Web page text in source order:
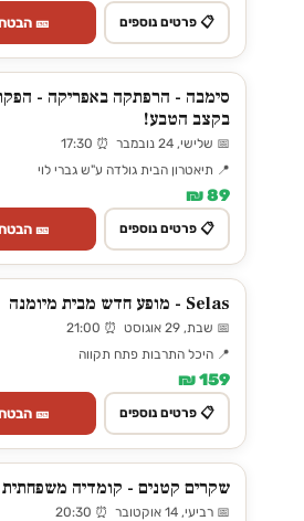
📋 פרטים נוספים 🎫
סימבה - הרפתקה באפריקה -
בקצב הטבע!
📅 שלישי, 24 נובמבר ⏰ 17:30
📍 תיאטרון הבית גולדה ע"ש גברי לוי
89 ₪
📋 פרטים נוספים 🎫
Selas - מופע חדש מבית מיומנה
📅 שבת, 29 אוגוסט ⏰ 21:00
📍 היכל התרבות פתח תקווה
159 ₪
📋 פרטים נוספים 🎫
שקרים קטנים - קומדיה
📅 רביעי, 14 אוקטובר ⏰ 20:30